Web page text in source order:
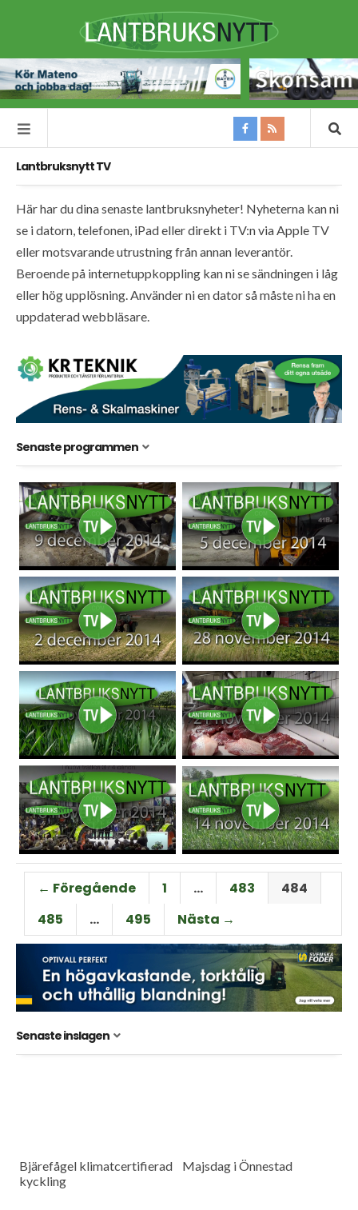
Lantbruksnytt TV
Här har du dina senaste lantbruksnyheter! Nyheterna kan ni
se i datorn, telefonen, iPad eller direkt i TV:n via Apple TV
eller motsvarande utrustning från annan leverantör.
Beroende på internetuppkoppling kan ni se sändningen i låg
eller hög upplösning. Använder ni en dator så måste ni ha en
uppdaterad webbläsare.
Senaste programmen
← Föregående 1 … 483
484
485
… 495 Nästa →
Senaste inslagen
Bjärefågel klimatcertifierad
kyckling
Majsdag i Önnestad